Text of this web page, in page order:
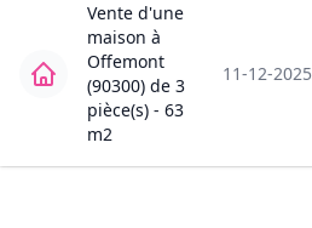
Vente d'une
maison à
Offemont
(90300) de 3
pièce(s) - 63
m2
11-12-2025